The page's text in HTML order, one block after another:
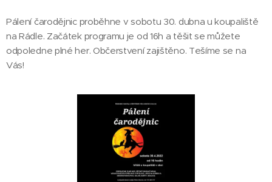
Pálení čarodějnic proběhne v sobotu 30. dubna u koupaliště
na Rádle. Začátek programu je od 16h a těšit se můžete
odpoledne plné her. Občerstvení zajištěno. Tešíme se na
Vás!